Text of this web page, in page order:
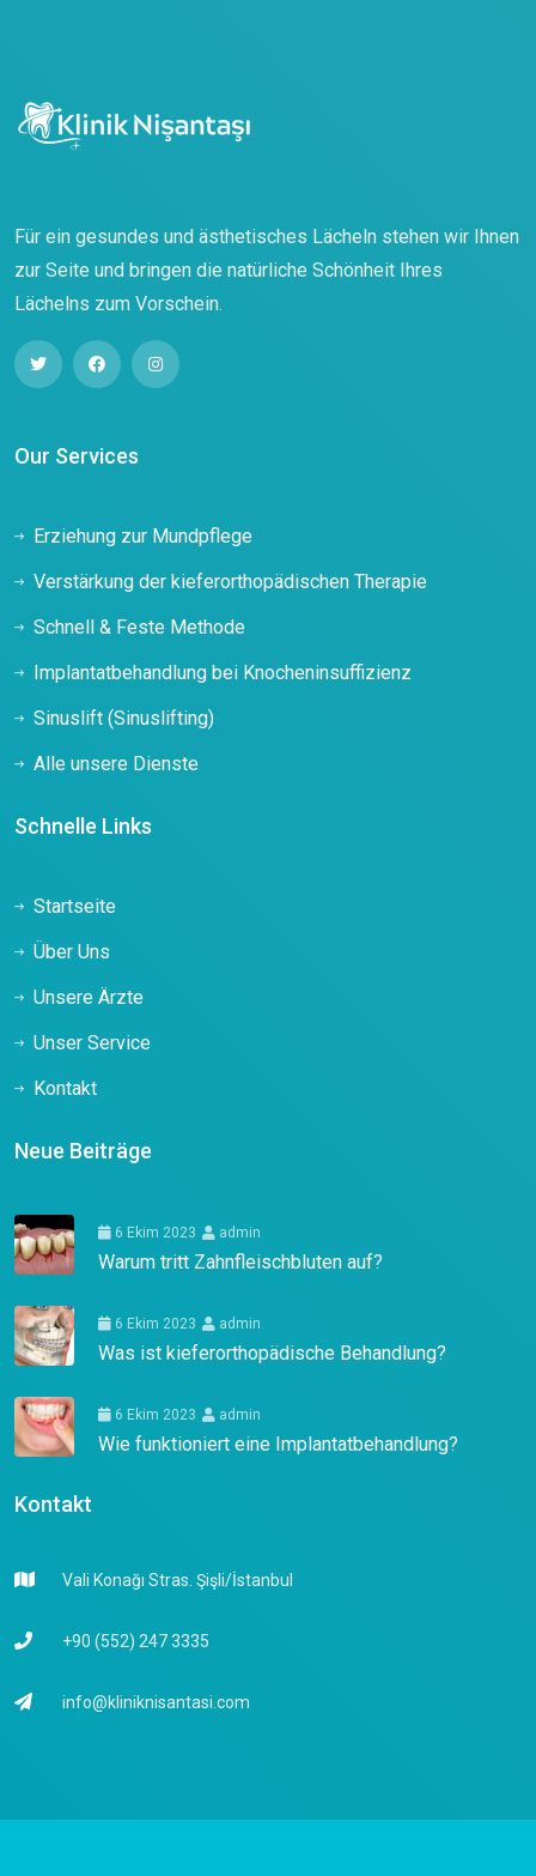
Für ein gesundes und ästhetisches Lächeln stehen wir Ihnen
zur Seite und bringen die natürliche Schönheit Ihres
Lächelns zum Vorschein.
Our Services
Erziehung zur Mundpflege
Verstärkung der kieferorthopädischen Therapie
Schnell & Feste Methode
Implantatbehandlung bei Knocheninsuffizienz
Sinuslift (Sinuslifting)
Alle unsere Dienste
Schnelle Links
Startseite
Über Uns
Unsere Ärzte
Unser Service
Kontakt
Neue Beiträge
6 Ekim 2023 admin
Warum tritt Zahnfleischbluten auf?
6 Ekim 2023 admin
Was ist kieferorthopädische Behandlung?
6 Ekim 2023 admin
Wie funktioniert eine Implantatbehandlung?
Kontakt
Vali Konağı Stras. Şişli/İstanbul
+90 (552) 247 3335
info@kliniknisantasi.com